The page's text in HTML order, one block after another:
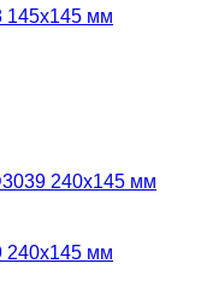
145х145 мм
240х145 мм